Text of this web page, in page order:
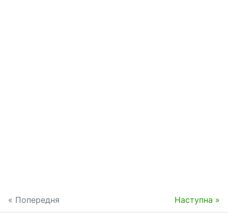
« Попередня Наступна »